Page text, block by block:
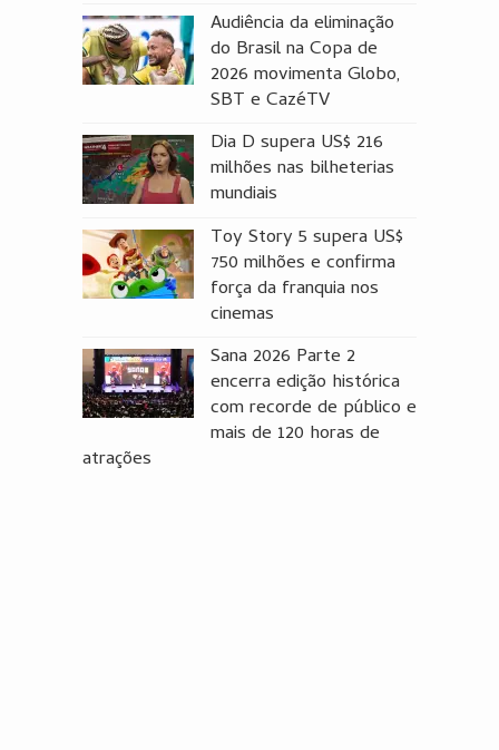
Audiência da eliminação
do Brasil na Copa de
2026 movimenta Globo,
SBT e CazéTV
Dia D supera US$ 216
milhões nas bilheterias
mundiais
Toy Story 5 supera US$
750 milhões e confirma
força da franquia nos
cinemas
Sana 2026 Parte 2
encerra edição histórica
com recorde de público e
mais de 120 horas de
atrações